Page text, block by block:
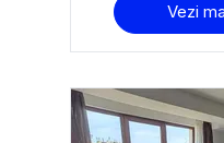
Vezi